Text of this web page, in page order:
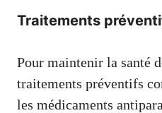
Traitements
Pour maintenir la santé
traitements préventifs
les médicaments